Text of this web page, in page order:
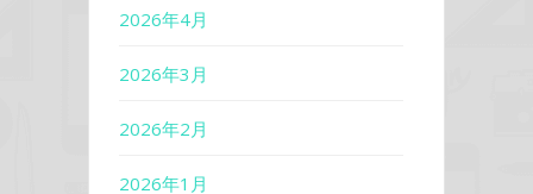
2026年4月
2026年3月
2026年2月
2026年1月